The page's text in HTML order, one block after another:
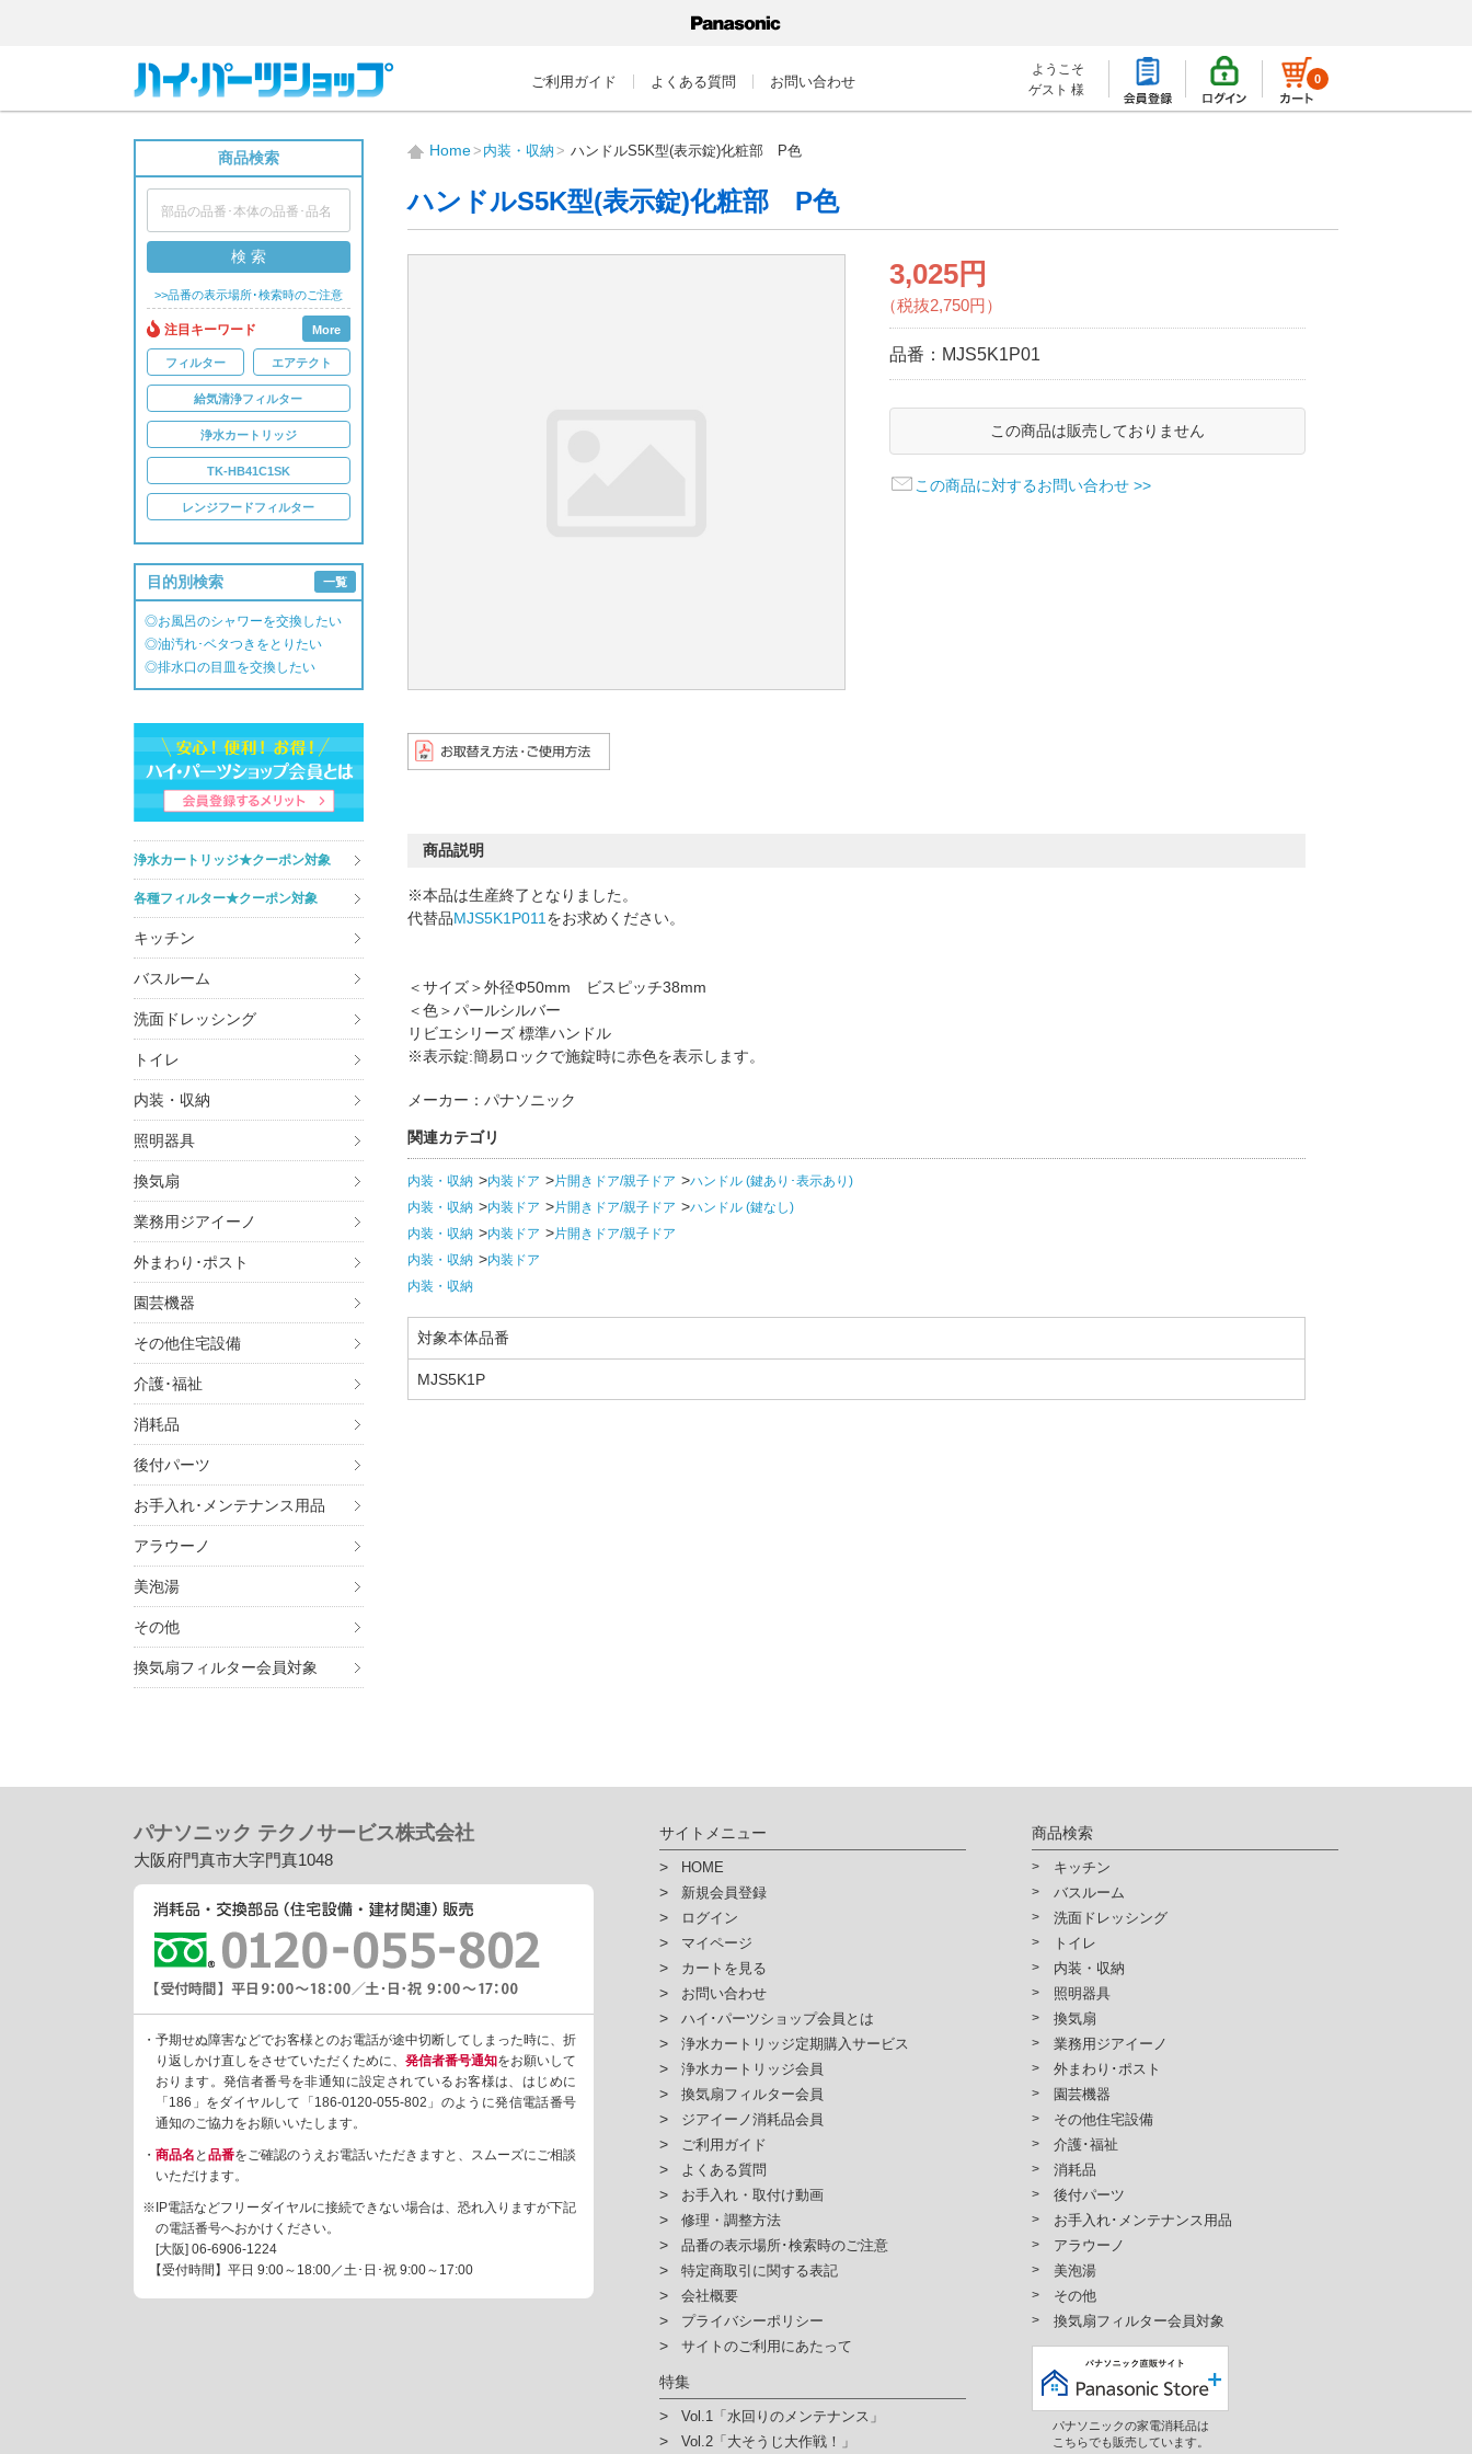
ご利用ガイド よくある質問 お問い合わせ
ようこそ
ゲスト 様
0
商品検索
検 索
>>品番の表示場所･検索時のご注意
注目キーワード More
フィルター エアテクト
給気清浄フィルター
浄水カートリッジ
TK-HB41C1SK
レンジフードフィルター
目的別検索 一覧
◎お風呂のシャワーを交換したい
◎油汚れ･ベタつきをとりたい
◎排水口の目皿を交換したい
浄水カートリッジ★クーポン対象
各種フィルター★クーポン対象
キッチン
バスルーム
洗面ドレッシング
トイレ
内装・収納
照明器具
換気扇
業務用ジアイーノ
外まわり･ポスト
園芸機器
その他住宅設備
介護･福祉
消耗品
後付パーツ
お手入れ･メンテナンス用品
アラウーノ
美泡湯
その他
換気扇フィルター会員対象
Home 内装・収納 ハンドルS5K型(表示錠)化粧部 P色
ハンドルS5K型(表示錠)化粧部 P色
3,025円
（税抜2,750円）
品番： MJS5K1P01
この商品は販売しておりません
この商品に対するお問い合わせ >>
商品説明
※本品は生産終了となりました。
代替品MJS5K1P011をお求めください。
＜サイズ＞外径Φ50mm ビスピッチ38mm
＜色＞パールシルバー
リビエシリーズ 標準ハンドル
※表示錠:簡易ロックで施錠時に赤色を表示します。
メーカー：パナソニック
関連カテゴリ
内装・収納 内装ドア 片開きドア/親子ドア
ハンドル (鍵あり･表示あり)
内装・収納
内装ドア 片開きドア/親子ドア
ハンドル (鍵なし)
内装・収納
内装ドア
片開きドア/親子ドア
内装・収納
内装ドア
内装・収納
対象本体品番
MJS5K1P
パナソニック テクノサービス株式会社
大阪府門真市大字門真1048
・予期せぬ障害などでお客様とのお電話が途中切断してしまった時に、折
り返しかけ直しをさせていただくために、 発信者番号通知をお願いして
おります。発信者番号を非通知に設定されているお客様は、はじめに
「186」をダイヤルして「186-0120-055-802」のように発信電話番号
通知のご協力をお願いいたします。
・ 商品名 と 品番をご確認のうえお電話いただきますと、スムーズにご相談
いただけます。
※IP電話などフリーダイヤルに接続できない場合は、恐れ入りますが下記
の電話番号へおかけください。
[大阪] 06-6906-1224
【受付時間】平日 9:00～18:00／土･日･祝 9:00～17:00
サイトメニュー
HOME
新規会員登録
ログイン
マイページ
カートを見る
お問い合わせ
ハイ･パーツショップ会員とは
浄水カートリッジ定期購入サービス
浄水カートリッジ会員
換気扇フィルター会員
ジアイーノ消耗品会員
ご利用ガイド
よくある質問
お手入れ・取付け動画
修理・調整方法
品番の表示場所･検索時のご注意
特定商取引に関する表記
会社概要
プライバシーポリシー
サイトのご利用にあたって
特集
Vol.1「水回りのメンテナンス」
Vol.2「大そうじ大作戦！」
商品検索
キッチン
バスルーム
洗面ドレッシング
トイレ
内装・収納
照明器具
換気扇
業務用ジアイーノ
外まわり･ポスト
園芸機器
その他住宅設備
介護･福祉
消耗品
後付パーツ
お手入れ･メンテナンス用品
アラウーノ
美泡湯
その他
換気扇フィルター会員対象
パナソニックの家電消耗品は
こちらでも販売しています。